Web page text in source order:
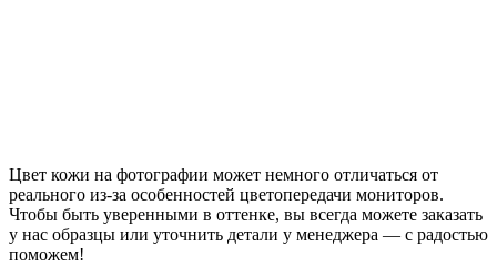
Цвет кожи на фотографии может немного отличаться от
реального из-за особенностей цветопередачи мониторов.
Чтобы быть уверенными в оттенке, вы всегда можете заказать
у нас образцы или уточнить детали у менеджера — с радостью
поможем!